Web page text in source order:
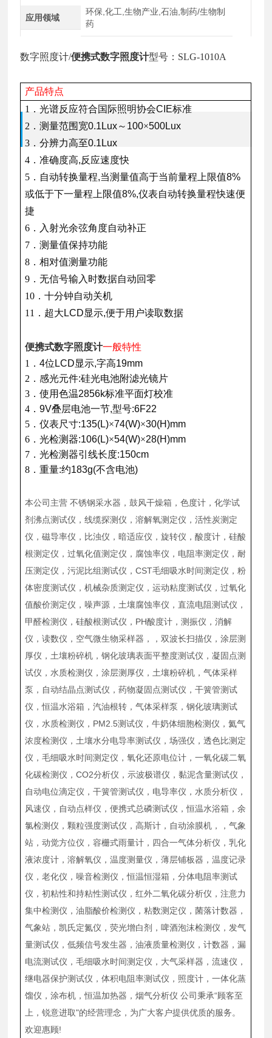
应用领域
环保,化工,生物产业,石油,制药/生物制
药
数字照度计/便携式数字照度计型号：SLG-1010A
产品特点
1．光谱反应符合国际照明协会CIE标准
2．测量范围宽0.1Lux～ 100×500Lux
3．分辨力高至0.1Lux
4．准确度高,反应速度快
5．自动转换量程,当测量值高于当前量程上限值8%
或低于下一量程上限值8%,仪表自动转换量程快速便
捷
6．入射光余弦角度自动补正
7．测量值保持功能
8．相对值测量功能
9．无信号输入时数据自动回零
10．十分钟自动关机
11．超大 LCD显示,便于用户读取数据
便携式数字照度计一般特性
1 ．4位 LCD显示,字高19mm
2 ．感光元件:硅光电池附滤光镜片
3 ．使用色温2856k标准平面灯校准
4 ．9V叠层电池一节,型号:6F22
5 ．仪表尺寸:135(L)×74(W)×30(H)mm
6 ．光检测器:106(L)×54(W)×28(H)mm
7 ．光检测器引线长度:150cm
8 ．重量:约183g(不含电池)
本公司主营 不锈钢采水器，鼓风干燥箱，色度计，化学试
剂沸点测试仪，线缆探测仪，溶解氧测定仪，活性炭测定
仪，磁导率仪，比浊仪，暗适应仪，旋转仪，酸度计，硅酸
根测定仪，过氧化值测定仪，腐蚀率仪，电阻率测定仪，耐
压测定仪，污泥比组测试仪，CST毛细吸水时间测定仪，粉
体密度测试仪，机械杂质测定仪，运动粘度测试仪，过氧化
值酸价测定仪，噪声源，土壤腐蚀率仪，直流电阻测试仪，
甲醛检测仪，硅酸根测试仪，PH酸度计，测振仪，消解
仪，读数仪，空气微生物采样器，，双波长扫描仪，涂层测
厚仪，土壤粉碎机，钢化玻璃表面平整度测试仪，凝固点测
试仪，水质检测仪，涂层测厚仪，土壤粉碎机，气体采样
泵，自动结晶点测试仪，药物凝固点测试仪，干簧管测试
仪，恒温水浴箱，汽油根转，气体采样泵，钢化玻璃测试
仪，水质检测仪，PM2.5测试仪，牛奶体细胞检测仪，氦气
浓度检测仪，土壤水分电导率测试仪，场强仪，透色比测定
仪，毛细吸水时间测定仪，氧化还原电位计，一氧化碳二氧
化碳检测仪，CO2分析仪，示波极谱仪，黏泥含量测试仪，
自动电位滴定仪，干簧管测试仪，电导率仪，水质分析仪，
风速仪，自动点样仪，便携式总磷测试仪，恒温水浴箱，余
氯检测仪，颗粒强度测试仪，高斯计，自动涂膜机，，气象
站，动觉方位仪，容栅式雨量计，四合一气体分析仪，乳化
液浓度计，溶解氧仪，温度测量仪，薄层铺板器，温度记录
仪，老化仪，噪音检测仪，恒温恒湿箱，分体电阻率测试
仪，初粘性和持粘性测试仪，红外二氧化碳分析仪，注意力
集中检测仪，油脂酸价检测仪，粘数测定仪，菌落计数器，
气象站，凯氏定氮仪，荧光增白剂，啤酒泡沫检测仪，发气
量测试仪，低频信号发生器，油液质量检测仪，计数器，漏
电流测试仪，毛细吸水时间测定仪，大气采样器，流速仪，
继电器保护测试仪，体积电阻率测试仪，照度计，一体化蒸
馏仪，涂布机，恒温加热器，烟气分析仪 公司秉承“顾客至
上，锐意进取"的经营理念，为广大客户提供优质的服务。
欢迎惠顾!